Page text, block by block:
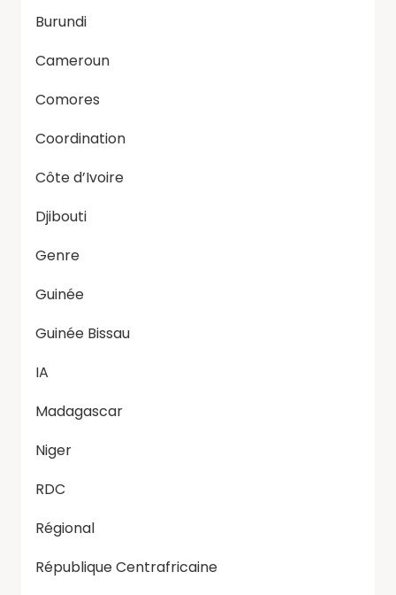
Burundi
Cameroun
Comores
Coordination
Côte d’Ivoire
Djibouti
Genre
Guinée
Guinée Bissau
IA
Madagascar
Niger
RDC
Régional
République Centrafricaine